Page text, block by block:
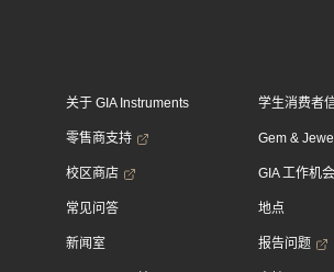
关于 GIA Instruments
零售商支持
校区商店
常见问答
新闻室
学生消费者
Gem &
GIA 工作机会
地点
报告问题